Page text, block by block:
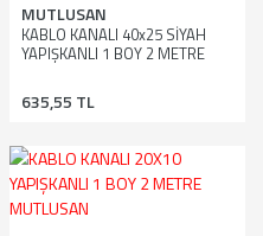
MUTLUSAN
KABLO KANALI 40x25 SİYAH
YAPIŞKANLI 1 BOY 2 METRE
635,55 TL